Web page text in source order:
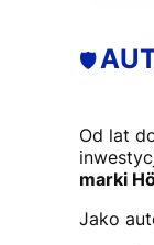
🛡️
Od lat
marki
Jako